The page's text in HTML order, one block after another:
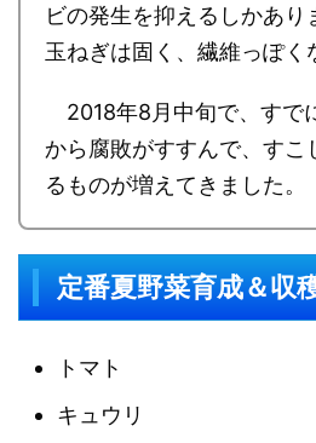
ビの発生を抑えるしかあり
玉ねぎは固く、繊維っぽく
2018年8月中旬で、すで
から腐敗がすすんで、すこ
るものが増えてきました。
定番夏野菜育成＆収
トマト
キュウリ